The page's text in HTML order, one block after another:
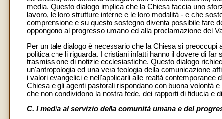
media. Questo dialogo implica che la Chiesa faccia uno
lavoro, le loro strutture interne e le loro modalità - e che
comprensione e su questo sostegno diventa possibile fare
oppongono al progresso umano ed alla proclamazione del
Per un tale dialogo è necessario che la Chiesa si
politica che li riguarda. I cristiani infatti hanno il dovere di
trasmissione di notizie ecclesiastiche. Questo dialogo
un'antropologia ed una vera teologia della comunicazione
i valori evangelici e nell'applicarli alle realtà
Chiesa e gli agenti pastorali rispondano con buona volontà
che non condividono la nostra fede, dei rapporti di fiducia e
C. I media al servizio della comunità umana e del